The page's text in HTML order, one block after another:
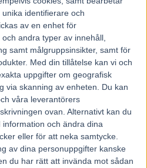
identifierare och
av en enhet för
andra typer av innehåll,
samt målgruppsinsikter, samt för
Med din tillåtelse kan vi och
uppgifter om geografisk
via skanning av enheten. Du kan
våra leverantörers
ovan. Alternativt kan du
och ändra dina
eller för att neka samtycke.
av dina personuppgifter kanske
du har rätt att invända mot sådan
Nästa artikel
Inför V75: Statistiken talar
för minst en seger
ARTIKLAR